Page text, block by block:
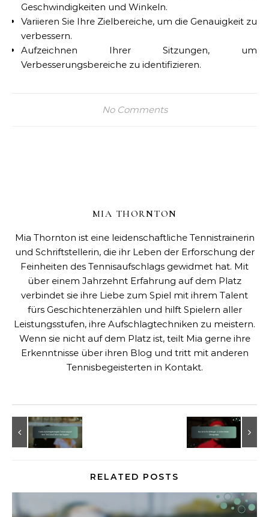
Geschwindigkeiten und Winkeln.
Variieren Sie Ihre Zielbereiche, um die Genauigkeit zu
verbessern.
Aufzeichnen Ihrer Sitzungen, um
Verbesserungsbereiche zu identifizieren.
No Comments
MIA THORNTON
Mia Thornton ist eine leidenschaftliche Tennistrainerin
und Schriftstellerin, die ihr Leben der Erforschung der
Feinheiten des Tennisaufschlags gewidmet hat. Mit
über einem Jahrzehnt Erfahrung auf dem Platz
verbindet sie ihre Liebe zum Spiel mit ihrem Talent
fürs Geschichtenerzählen und hilft Spielern aller
Leistungsstufen, ihre Aufschlagtechniken zu meistern.
Wenn sie nicht auf dem Platz ist, teilt Mia gerne ihre
Erkenntnisse über ihren Blog und tritt mit anderen
Tennisbegeisterten in Kontakt.
RELATED POSTS